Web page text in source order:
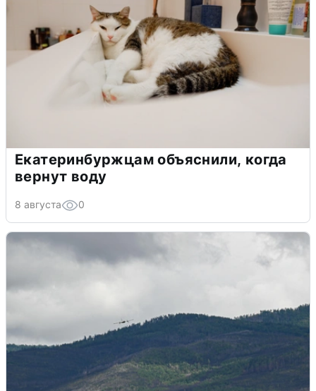
Екатеринбуржцам объяснили, когда
вернут воду
8 августа 0